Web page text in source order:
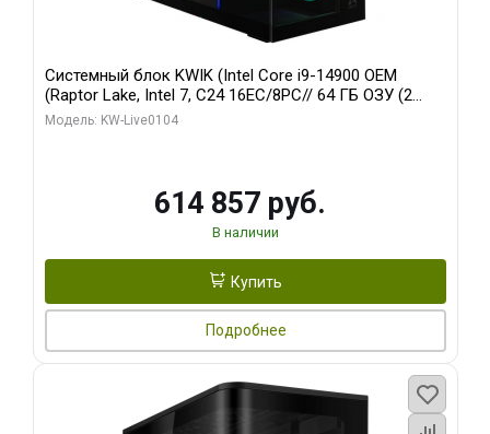
Системный блок KWIK (Intel Core i9-14900 OEM
(Raptor Lake, Intel 7, C24 16EC/8PC// 64 ГБ ОЗУ (2
модуля)/ Afox RTX4090 24GB GDDR6X 384-Bit 3xDP
Модель: KW-Live0104
614 857 руб.
В наличии
Купить
Подробнее